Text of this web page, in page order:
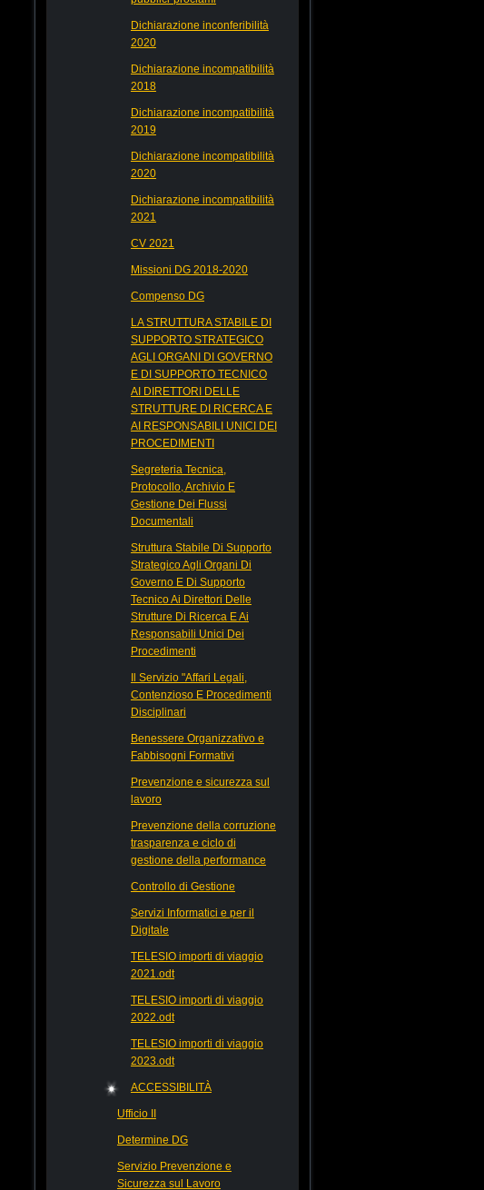
Dichiarazione inconferibilità
2020
Dichiarazione incompatibilità
2018
Dichiarazione incompatibilità
2019
Dichiarazione incompatibilità
2020
Dichiarazione incompatibilità
2021
CV 2021
Missioni DG 2018-2020
Compenso DG
LA STRUTTURA STABILE DI
SUPPORTO STRATEGICO
AGLI ORGANI DI GOVERNO
E DI SUPPORTO TECNICO
AI DIRETTORI DELLE
STRUTTURE DI RICERCA E
AI RESPONSABILI UNICI DEI
PROCEDIMENTI
Segreteria Tecnica,
Protocollo, Archivio E
Gestione Dei Flussi
Documentali
Struttura Stabile Di Supporto
Strategico Agli Organi Di
Governo E Di Supporto
Tecnico Ai Direttori Delle
Strutture Di Ricerca E Ai
Responsabili Unici Dei
Procedimenti
Il Servizio "Affari Legali,
Contenzioso E Procedimenti
Disciplinari
Benessere Organizzativo e
Fabbisogni Formativi
Prevenzione e sicurezza sul
lavoro
Prevenzione della corruzione
trasparenza e ciclo di
gestione della performance
Controllo di Gestione
Servizi Informatici e per il
Digitale
TELESIO importi di viaggio
2021.odt
TELESIO importi di viaggio
2022.odt
TELESIO importi di viaggio
2023.odt
ACCESSIBILITÀ
Ufficio II
Determine DG
Servizio Prevenzione e
Sicurezza sul Lavoro